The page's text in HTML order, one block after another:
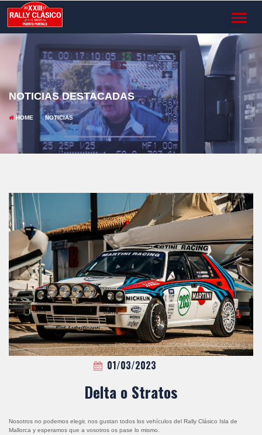
NOTICIAS DESTACADAS
HOME NOTICIAS
01/03/2023
Delta o Stratos
Nosotros no podemos elegir, nos gustan todos los vehículos del Rally Clásico Isla de
Mallorca y esperamos que a vosotros os pase lo mismo.